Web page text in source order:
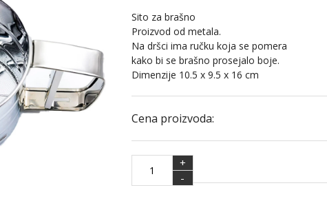
Sito za brašno
Proizvod od metala.
Na dršci ima ručku koja se pomera
kako bi se brašno prosejalo boje.
Dimenzije 10.5 x 9.5 x 16 cm
Cena proizvoda:
+
-